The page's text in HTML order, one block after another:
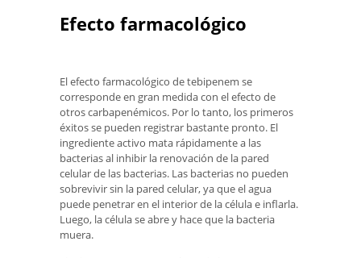
Efecto farmacológico
El efecto farmacológico de tebipenem se
corresponde en gran medida con el efecto de
otros carbapenémicos. Por lo tanto, los primeros
éxitos se pueden registrar bastante pronto. El
ingrediente activo mata rápidamente a las
bacterias al inhibir la renovación de la pared
celular de las bacterias. Las bacterias no pueden
sobrevivir sin la pared celular, ya que el agua
puede penetrar en el interior de la célula e inflarla.
Luego, la célula se abre y hace que la bacteria
muera.